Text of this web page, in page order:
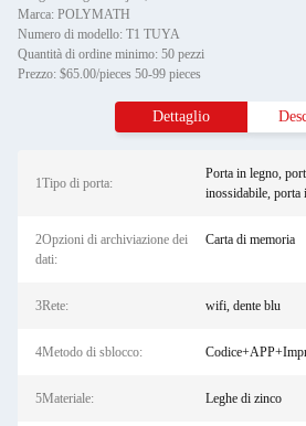
Marca: POLYMATH
Numero di modello: T1 TUYA
Quantità di ordine minimo: 50 pezzi
Prezzo: $65.00/pieces 50-99 pieces
Dettaglio
1Tipo di porta:
Porta in legno,
inossidabile, porta
2Opzioni di archiviazione dei
dati:
Carta di memoria
3Rete: wifi, dente blu
4Metodo di sblocco:
5Materiale: Leghe di zinco